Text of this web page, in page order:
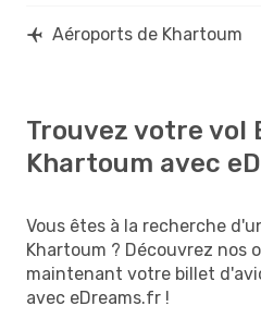
Aéroports de Khartoum
Trouvez votre vol
Khartoum avec
Vous êtes à la recherche
Khartoum ? Découvrez nos
maintenant votre billet
avec eDreams.fr !